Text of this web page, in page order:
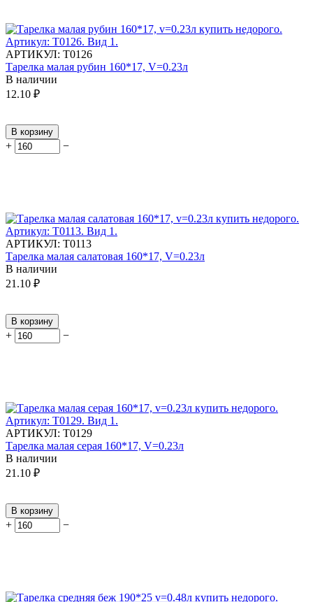
АРТИКУЛ: Т0126
Тарелка малая рубин 160*17, V=0.23л
В наличии
12.10 ₽
В корзину
+ −
АРТИКУЛ: Т0113
Тарелка малая салатовая 160*17, V=0.23л
В наличии
21.10 ₽
В корзину
+ −
АРТИКУЛ: Т0129
Тарелка малая серая 160*17, V=0.23л
В наличии
21.10 ₽
В корзину
+ −